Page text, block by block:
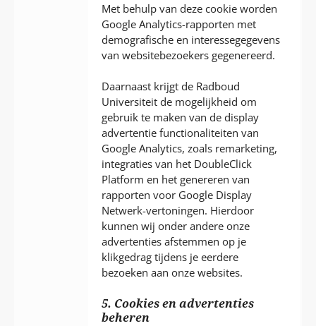
Met behulp van deze cookie worden
Google Analytics-rapporten met
demografische en interessegegevens
van websitebezoekers gegenereerd.
Daarnaast krijgt de Radboud
Universiteit de mogelijkheid om
gebruik te maken van de display
advertentie functionaliteiten van
Google Analytics, zoals remarketing,
integraties van het DoubleClick
Platform en het genereren van
rapporten voor Google Display
Netwerk-vertoningen. Hierdoor
kunnen wij onder andere onze
advertenties afstemmen op je
klikgedrag tijdens je eerdere
bezoeken aan onze websites.
5. Cookies en advertenties
beheren